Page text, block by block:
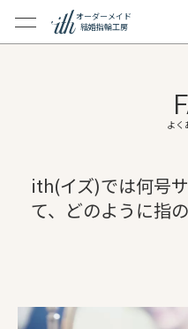
オーダーメイド
結婚指輪工房
よく
ith(イズ)では何号
て、どのように指